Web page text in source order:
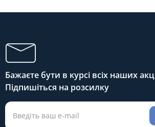
Бажаєте бути в курсі всіх наших
Підпишіться на розсилку